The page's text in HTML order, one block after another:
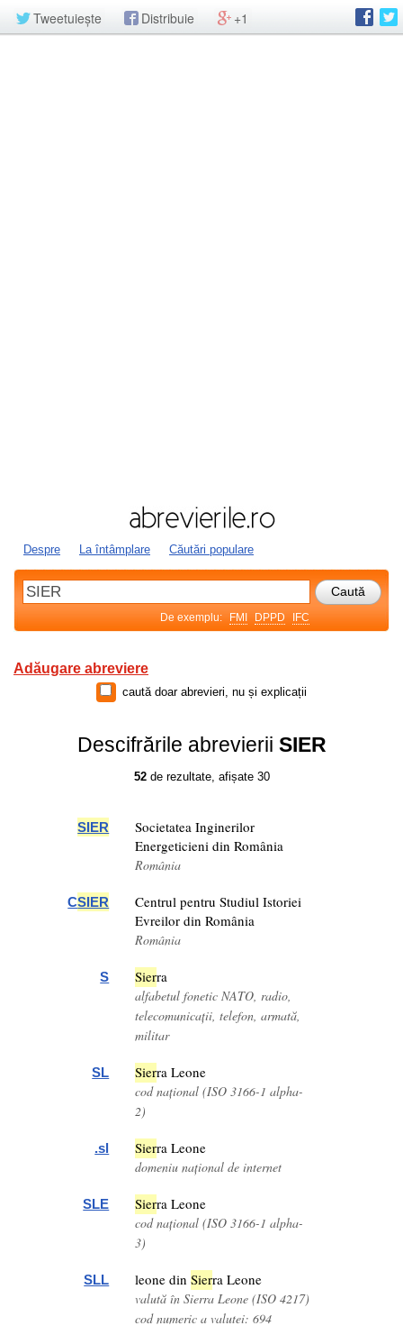
Tweetuiește Distribuie +1
Despre La întâmplare Căutări populare
De exemplu: FMI DPPD IFC
Adăugare abreviere
caută doar abrevieri, nu și explicații
Descifrările abrevierii SIER
52de rezultate, afișate 30
SIER
Societatea Inginerilor
Energeticieni din România
România
CSIER
Centrul pentru Studiul Istoriei
Evreilor din România
România
S Sierra
alfabetul fonetic NATO, radio,
telecomunicații, telefon, armată,
militar
SL Sierra Leone
cod național (ISO 3166-1 alpha-
2)
.sl Sierra Leone
domeniu național de internet
SLE Sierra Leone
cod național (ISO 3166-1 alpha-
3)
SLL leone dinSierra Leone
valută în Sierra Leone (ISO 4217)
cod numeric a valutei: 694